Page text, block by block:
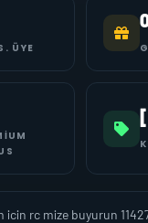
ÜYE
icin rc mize buyurun